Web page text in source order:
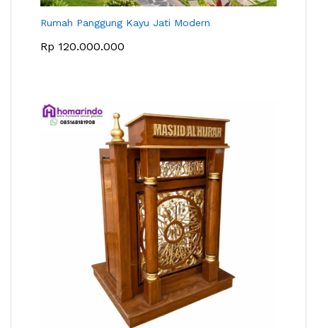
Rumah Panggung Kayu Jati Modern
Rp 120.000.000